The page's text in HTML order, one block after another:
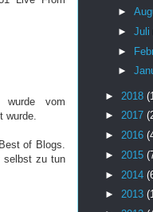
wurde vom
wurde.
of Blogs.
selbst zu tun
►
► Juli
►
►
► 2018
► 2017
► 2016
► 2015
► 2014
► 2013